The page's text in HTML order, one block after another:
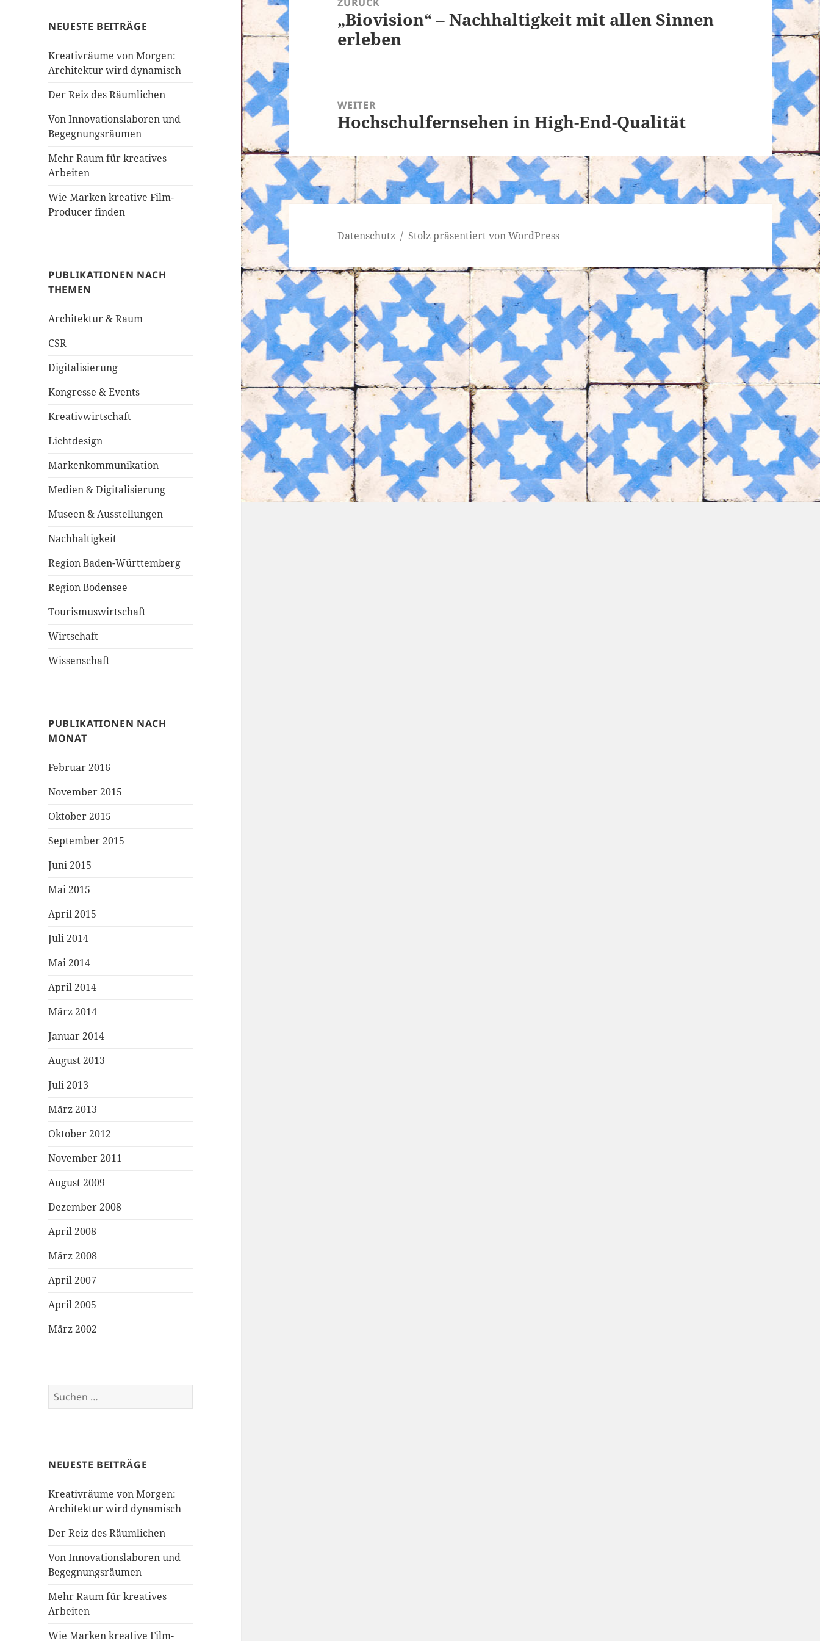
NEUESTE BEITRÄGE
Kreativräume von Morgen:
Architektur wird dynamisch
Der Reiz des Räumlichen
Von Innovationslaboren und
Begegnungsräumen
Mehr Raum für kreatives
Arbeiten
Wie Marken kreative Film-
Producer finden
PUBLIKATIONEN NACH
THEMEN
Architektur & Raum
CSR
Digitalisierung
Kongresse & Events
Kreativwirtschaft
Lichtdesign
Markenkommunikation
Medien & Digitalisierung
Museen & Ausstellungen
Nachhaltigkeit
Region Baden-Württemberg
Region Bodensee
Tourismuswirtschaft
Wirtschaft
Wissenschaft
PUBLIKATIONEN NACH
MONAT
Februar 2016
November 2015
Oktober 2015
September 2015
Juni 2015
Mai 2015
April 2015
Juli 2014
Mai 2014
April 2014
März 2014
Januar 2014
August 2013
Juli 2013
März 2013
Oktober 2012
November 2011
August 2009
Dezember 2008
April 2008
März 2008
April 2007
April 2005
März 2002
Suche
nach:
NEUESTE BEITRÄGE
Kreativräume von Morgen:
Architektur wird dynamisch
Der Reiz des Räumlichen
Von Innovationslaboren und
Begegnungsräumen
Mehr Raum für kreatives
Arbeiten
Wie Marken kreative Film-
Vorheriger
Beitrag:
„Biovision“ – Nachhaltigkeit mit allen Sinnen
erleben
WEITER
Nächster
Hochschulfernsehen in High-End-Qualität
Datenschutz Stolz präsentiert von WordPress